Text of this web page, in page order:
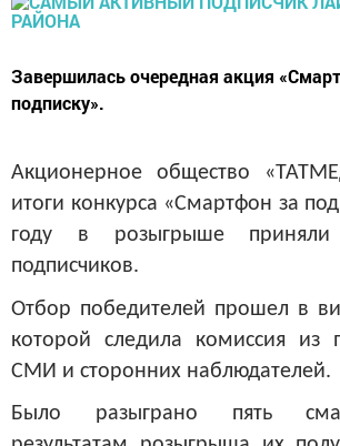
Завершилась очередная акция
подписку».
Акционерное общество
итоги конкурса «Смартфон за
году в розыгрыше приняли
подписчиков.
Отбор победителей прошел в
которой следила комиссия из
СМИ и сторонних наблюдателей.
Было разыграно пять